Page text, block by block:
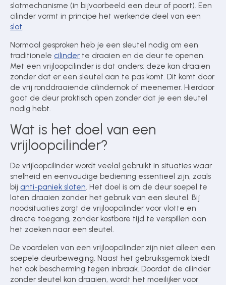
slotmechanisme (in bijvoorbeeld een deur of poort). Een
cilinder vormt in principe het werkende deel van een
slot.
Normaal gesproken heb je een sleutel nodig om een
traditionele cilinder te draaien en de deur te openen.
Met een vrijloopcilinder is dat anders: deze kan draaien
zonder dat er een sleutel aan te pas komt. Dit komt door
de vrij ronddraaiende cilindernok of meenemer. Hierdoor
gaat de deur praktisch open zonder dat je een sleutel
nodig hebt.
Wat is het doel van een
vrijloopcilinder?
De vrijloopcilinder wordt veelal gebruikt in situaties waar
snelheid en eenvoudige bediening essentieel zijn, zoals
bij anti-paniek sloten. Het doel is om de deur soepel te
laten draaien zonder het gebruik van een sleutel. Bij
noodsituaties zorgt de vrijloopcilinder voor vlotte en
directe toegang, zonder kostbare tijd te verspillen aan
het zoeken naar een sleutel.
De voordelen van een vrijloopcilinder zijn niet alleen een
soepele deurbeweging. Naast het gebruiksgemak biedt
het ook bescherming tegen inbraak. Doordat de cilinder
zonder sleutel kan draaien, wordt het moeilijker voor